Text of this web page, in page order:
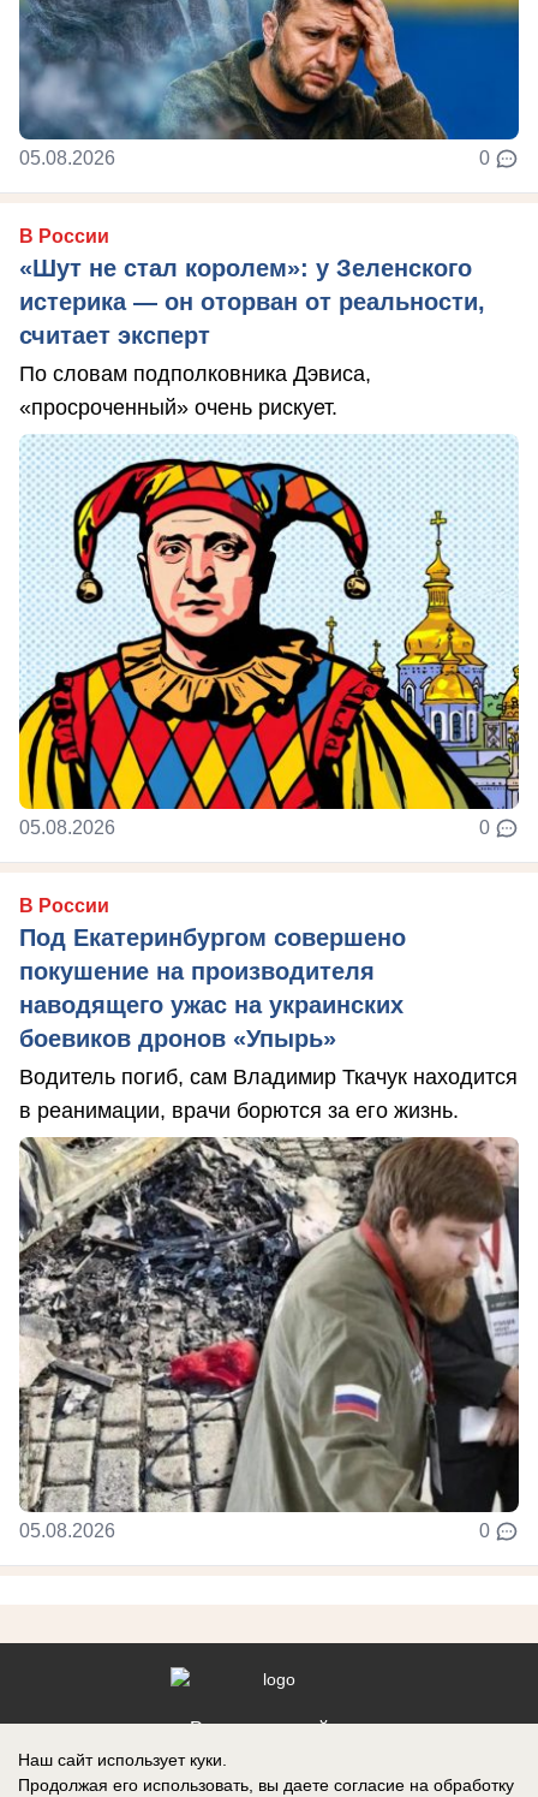
05.08.2026 0
В России
«Шут не стал королем»: у Зеленского
истерика — он оторван от реальности,
считает эксперт
По словам подполковника Дэвиса,
«просроченный» очень рискует.
05.08.2026 0
В России
Под Екатеринбургом совершено
покушение на производителя
наводящего ужас на украинских
боевиков дронов «Упырь»
Водитель погиб, сам Владимир Ткачук находится
в реанимации, врачи борются за его жизнь.
05.08.2026 0
Реклама на сайте
Наш сайт использует куки.
Продолжая его использовать, вы даете согласие на обработку